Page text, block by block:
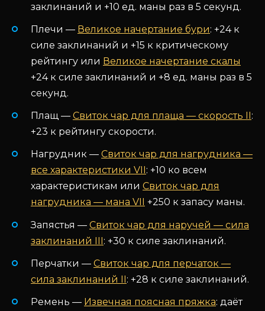
заклинаний и +10 ед. маны раз в 5 секунд.
Плечи — Великое начертание бури: +24 к
силе заклинаний и +15 к критическому
рейтингу или Великое начертание скалы
+24 к силе заклинаний и +8 ед. маны раз в 5
секунд.
Плащ — Свиток чар для плаща — скорость II :
+23 к рейтингу скорости.
Нагрудник — Свиток чар для нагрудника —
все характеристики VII : +10 ко всем
характеристикам или Свиток чар для
нагрудника — мана VII
+250 к запасу маны.
Запястья — Свиток чар для наручей — сила
заклинаний III: +30 к силе заклинаний.
Перчатки — Свиток чар для перчаток —
сила заклинаний II: +28 к силе заклинаний.
Ремень — Извечная поясная пряжка: даёт